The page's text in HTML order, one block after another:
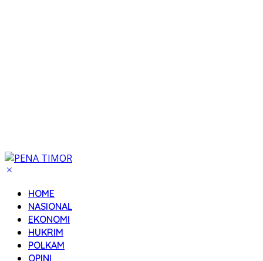
HOME
NASIONAL
EKONOMI
HUKRIM
POLKAM
OPINI